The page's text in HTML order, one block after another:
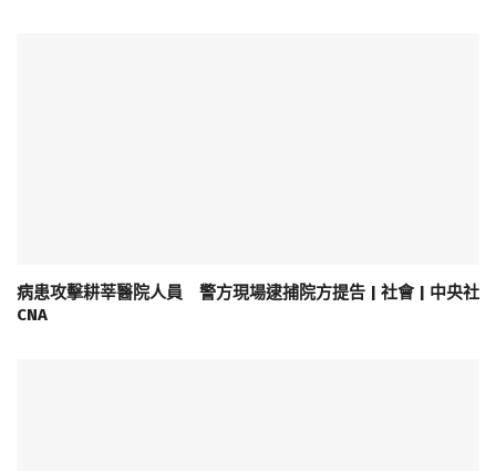
病患攻擊耕莘醫院人員 警方現場逮捕院方提告 | 社會 | 中央社
CNA